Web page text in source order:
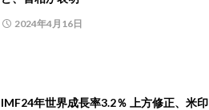
2024年4月16日
IMF24年世界成長率3.2％ 上方修正、米印